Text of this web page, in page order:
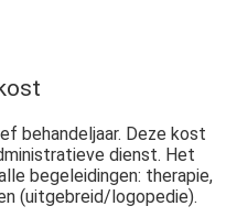
behandeljaar. Deze kost
dienst. Het
begeleidingen: therapie,
(uitgebreid/logopedie).